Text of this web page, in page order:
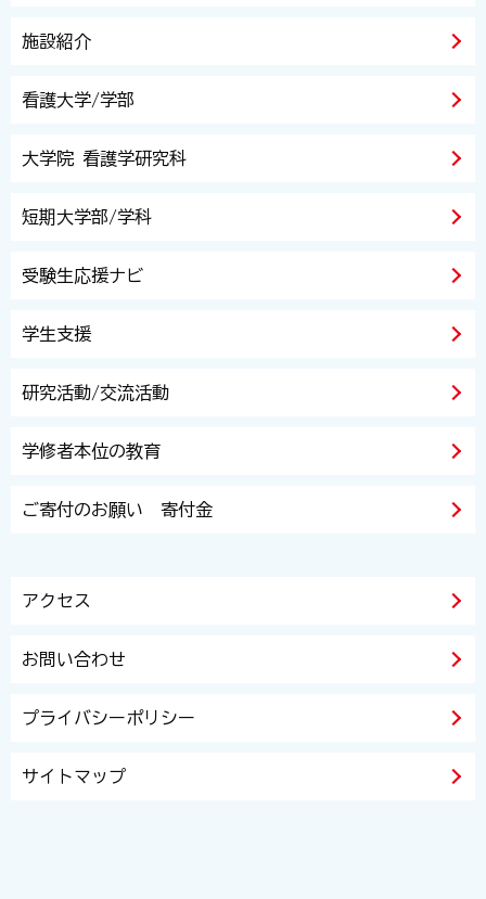
施設紹介
看護大学/学部
大学院 看護学研究科
短期大学部/学科
受験生応援ナビ
学生支援
研究活動/交流活動
学修者本位の教育
ご寄付のお願い 寄付金
アクセス
お問い合わせ
プライバシーポリシー
サイトマップ